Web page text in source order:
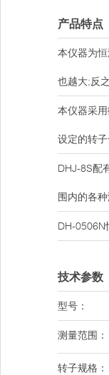
产品特点
本仪器为
也越大;反
本仪器采
设定的转
DHJ-8S配
围内的各种
DH-0506N
技术参数
型号：
测量范围：
转子规格：